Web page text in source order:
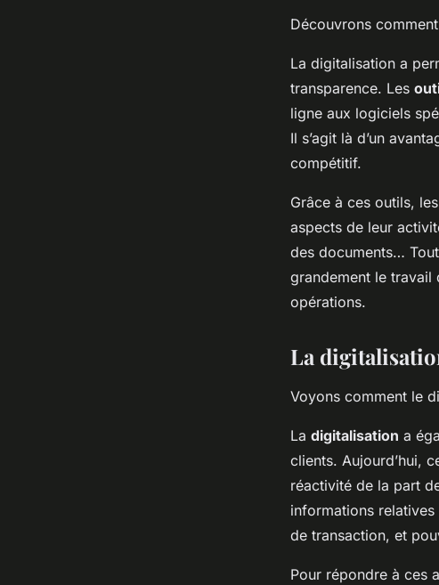
Découvrons
La digitalisation a
transparence. Les
ligne aux logiciels
Il s’agit là d’un
compétitif.
Grâce à ces outils,
aspects de leur
des documents…
grandement le travail
opérations.
La
Voyons comment le
La digitalisation a
clients. Aujourd’hui,
réactivité de la part
informations
de transaction, et
Pour répondre à ces